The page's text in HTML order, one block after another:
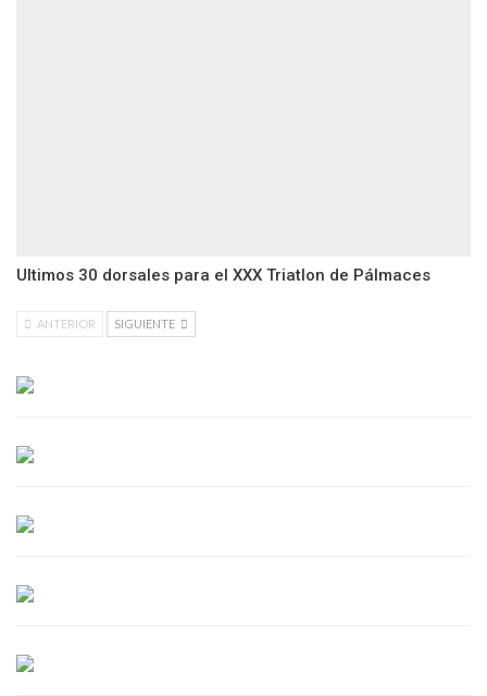
Ultimos 30 dorsales para el XXX Triatlon de Pálmaces
ANTERIOR SIGUIENTE